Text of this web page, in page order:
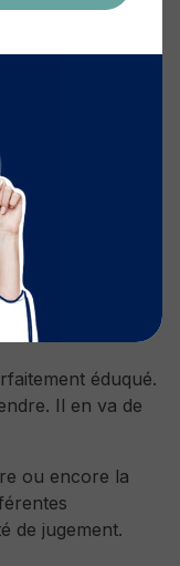
réflexion éthique
des
pas une
par
est comme
éduqué.
Il en va de
ou encore la
de jugement.